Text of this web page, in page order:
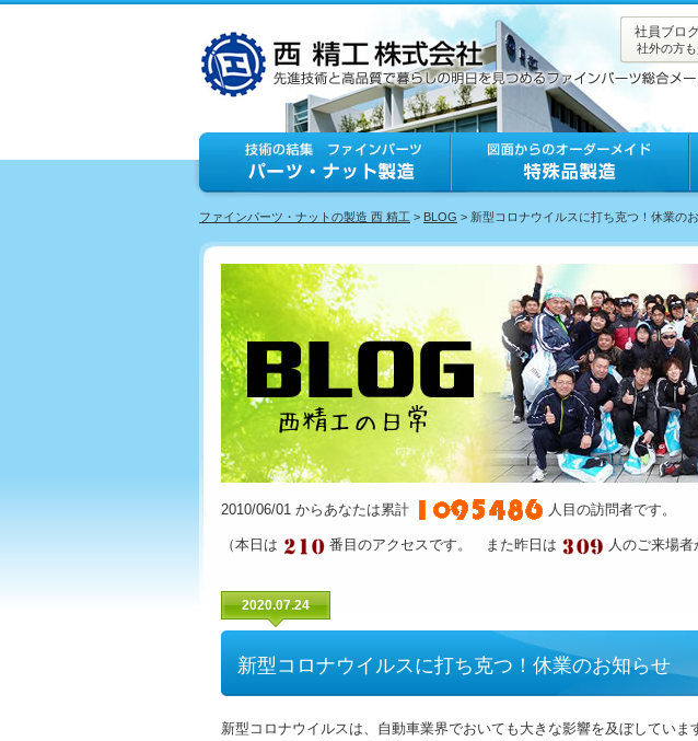
社員ブログ
社外の方も
ファインパーツ・ナットの製造 西 精工 > BLOG > 新型コロナウイルスに打ち克つ！休業の
2010/06/01 からあなたは累計 人目の訪問者です。
（本日は 番目のアクセスです。 また昨日は 人のご来場者
2020.07.24
新型コロナウイルスに打ち克つ！休業のお知らせ
新型コロナウイルスは、自動車業界でおいても大きな影響を及ぼしていま